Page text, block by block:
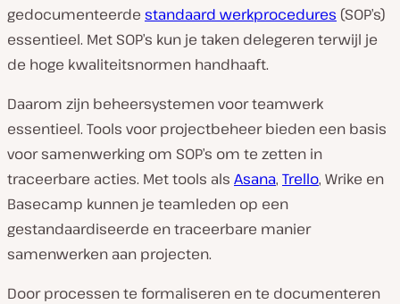
gedocumenteerde standaard werkprocedures (SOP’s)
essentieel. Met SOP’s kun je taken delegeren terwijl je
de hoge kwaliteitsnormen handhaaft.
Daarom zijn beheersystemen voor teamwerk
essentieel. Tools voor projectbeheer bieden een basis
voor samenwerking om SOP’s om te zetten in
traceerbare acties. Met tools als Asana, Trello, Wrike en
Basecamp kunnen je teamleden op een
gestandaardiseerde en traceerbare manier
samenwerken aan projecten.
Door processen te formaliseren en te documenteren